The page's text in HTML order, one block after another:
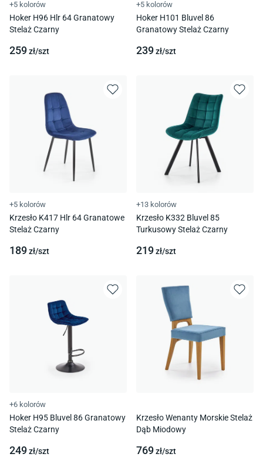
+5 kolorów
Hoker H96 Hlr 64 Granatowy
Stelaż Czarny
259zł/szt
+5 kolorów
Hoker H101 Bluvel 86
Granatowy Stelaż Czarny
239zł/szt
+5 kolorów
Krzesło K417 Hlr 64 Granatowe
Stelaż Czarny
189zł/szt
+13 kolorów
Krzesło K332 Bluvel 85
Turkusowy Stelaż Czarny
219zł/szt
+6 kolorów
Hoker H95 Bluvel 86 Granatowy
Stelaż Czarny
249zł/szt
Krzesło Wenanty Morskie Stelaż
Dąb Miodowy
769zł/szt